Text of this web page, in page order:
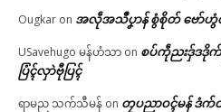
Ougkar on အလဵုအသဳပၞာန် စွံစိုတ် ဗော်
USavehugo မန်ဟံသာ on စပ်ကဵုညးဒှ်ဒဒို
ပြံၚ်လှာဲဗီုပြၚ်
ရာမည သက်သီမန် on တၠပညာဝၚ်မန် ဒံက်